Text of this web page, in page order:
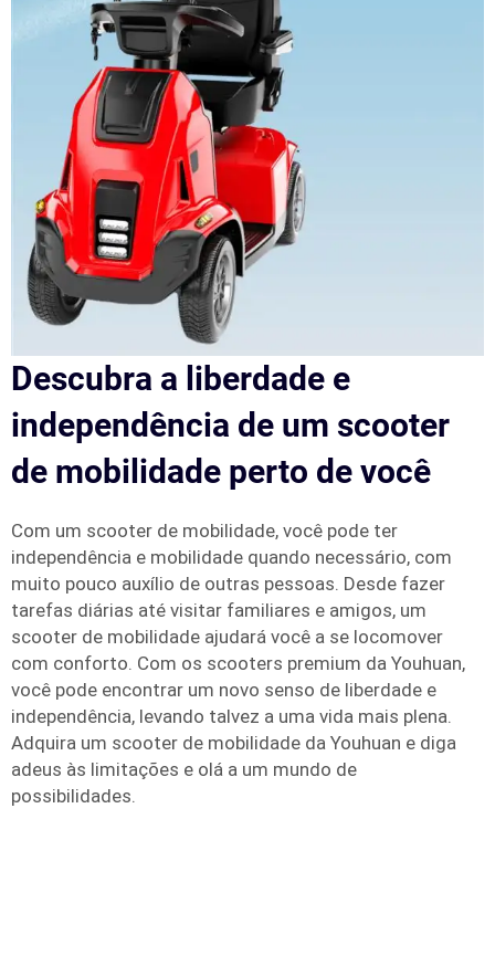
Descubra a liberdade e
independência de um scooter
de mobilidade perto de você
Com um scooter de mobilidade, você pode ter
independência e mobilidade quando necessário, com
muito pouco auxílio de outras pessoas. Desde fazer
tarefas diárias até visitar familiares e amigos, um
scooter de mobilidade ajudará você a se locomover
com conforto. Com os scooters premium da Youhuan,
você pode encontrar um novo senso de liberdade e
independência, levando talvez a uma vida mais plena.
Adquira um scooter de mobilidade da Youhuan e diga
adeus às limitações e olá a um mundo de
possibilidades.